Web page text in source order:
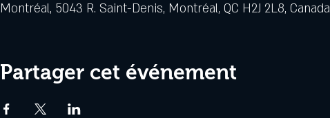
Montréal, 5043 R. Saint-Denis, Montréal, QC H2J 2L8, Canada
Partager cet événement